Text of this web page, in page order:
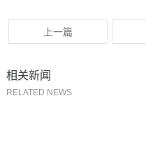
上一篇
相关新闻
RELATED NEWS